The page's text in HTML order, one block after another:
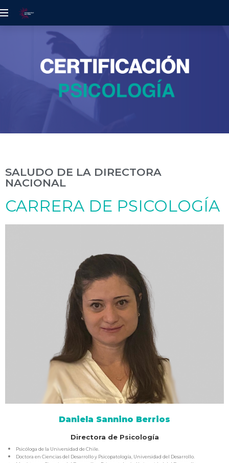
UDELALBA
SALUDO DE LA DIRECTORA
NACIONAL
CARRERA DE PSICOLOGÍA
Daniela Sannino Berrios
Directora de Psicología
Psicóloga de la Universidad de Chile.
Doctora en Ciencias del Desarrollo y Psicopatología, Universidad del Desarrollo.